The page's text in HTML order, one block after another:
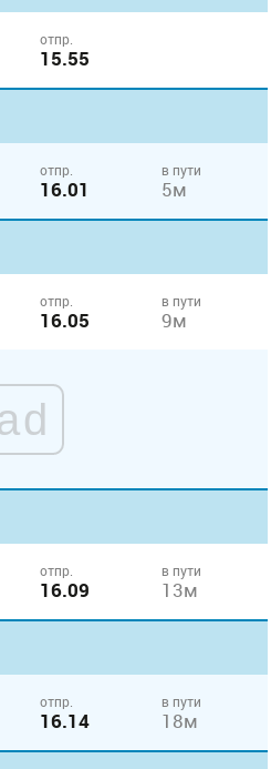
отпр.
15.55
отпр.
16.01
в пути
5м
отпр.
16.05
в пути
9м
отпр.
16.09
в пути
13м
отпр.
16.14
в пути
18м